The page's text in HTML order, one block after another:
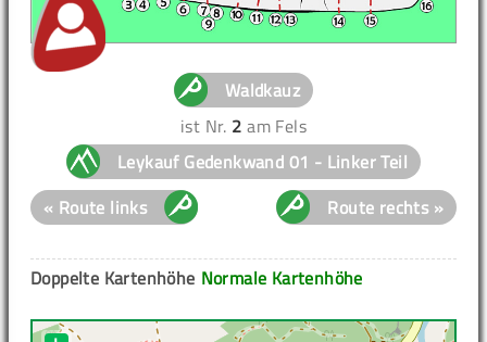
Waldkauz
ist Nr. 2 am Fels
Leykauf Gedenkwand 01 - Linker Teil
« Route links
Route rechts »
Normale Kartenhöhe
Doppelte Kartenhöhe